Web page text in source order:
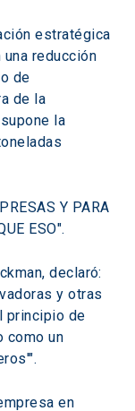
estratégica
reducción
de
de la
la
Y PARA
ESO".
declaró:
y otras
principio de
como un
en